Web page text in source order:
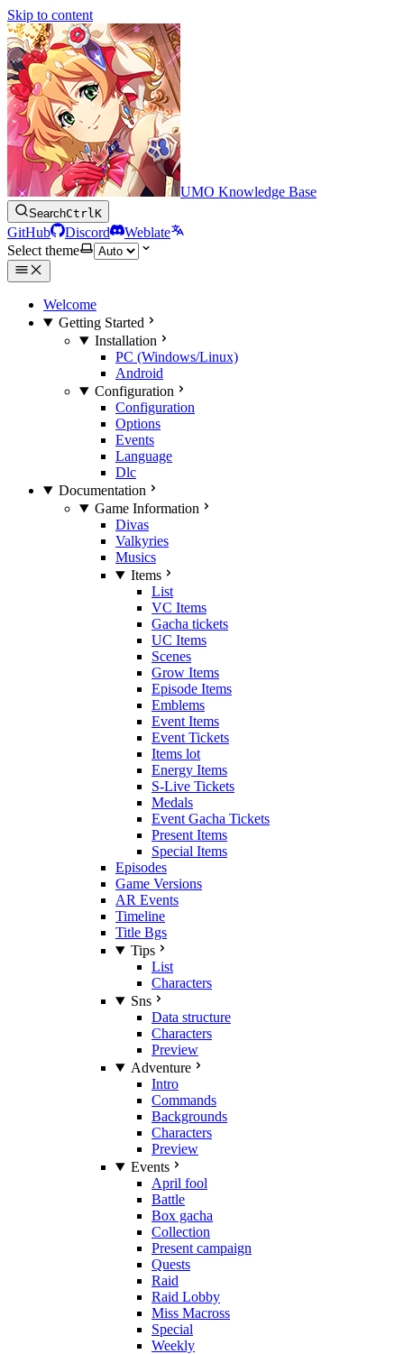
Skip to content
UMO Knowledge Base
SearchCtrlK
GitHub Discord
Weblate
Select theme
Welcome
Getting Started
Installation
PC (Windows/Linux)
Android
Configuration
Configuration
Options
Events
Language
Dlc
Documentation
Game Information
Divas
Valkyries
Musics
Items
List
VC Items
Gacha tickets
UC Items
Scenes
Grow Items
Episode Items
Emblems
Event Items
Event Tickets
Items lot
Energy Items
S-Live Tickets
Medals
Event Gacha Tickets
Present Items
Special Items
Episodes
Game Versions
AR Events
Timeline
Title Bgs
Tips
List
Characters
Sns
Data structure
Characters
Preview
Adventure
Intro
Commands
Backgrounds
Characters
Preview
Events
April fool
Battle
Box gacha
Collection
Present campaign
Quests
Raid
Raid Lobby
Miss Macross
Special
Weekly